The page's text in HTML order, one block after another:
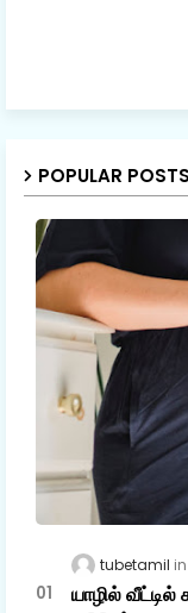
POPULAR POSTS
tubetamil
யாழில்